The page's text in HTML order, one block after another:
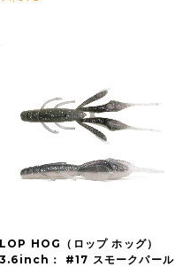
LOP HOG（ロップ ホッグ）
3.6inch： #17 スモークパール